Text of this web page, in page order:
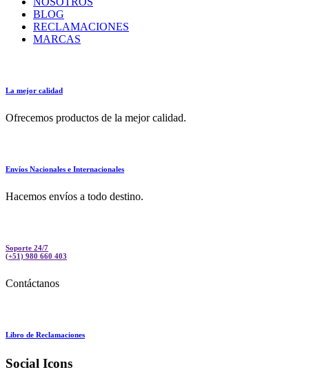
BLOG
RECLAMACIONES
MARCAS
La mejor calidad
Ofrecemos productos de la mejor calidad.
Envíos Nacionales e Internacionales
Hacemos envíos a todo destino.
Soporte 24/7
(+51) 980 660 403
Contáctanos
Libro de Reclamaciones
Social Icons